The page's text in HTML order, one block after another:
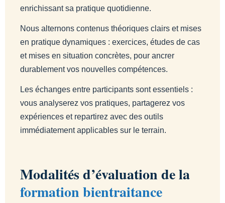
enrichissant sa pratique quotidienne.
Nous alternons contenus théoriques clairs et mises
en pratique dynamiques : exercices, études de cas
et mises en situation concrètes, pour ancrer
durablement vos nouvelles compétences.
Les échanges entre participants sont essentiels :
vous analyserez vos pratiques, partagerez vos
expériences et repartirez avec des outils
immédiatement applicables sur le terrain.
Modalités d’évaluation de la
formation bientraitance